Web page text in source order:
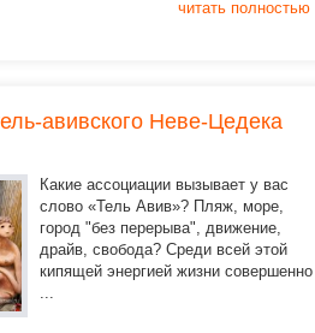
читать полностью
авивского Неве-Цедека
Какие ассоциации вызывает у вас
слово «Тель Авив»? Пляж, море,
город "без перерыва", движение,
драйв, свобода? Среди всей этой
кипящей энергией жизни совершенно
...